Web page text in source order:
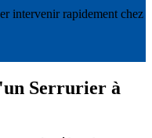
intervenir rapidement chez
Serrurier à